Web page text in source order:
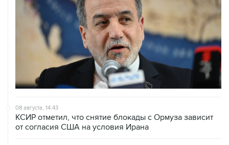
08 августа, 14:43
КСИР отметил, что снятие блокады с Ормуза зависит
от согласия США на условия Ирана